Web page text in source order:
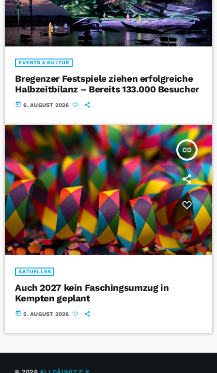
EVENTS & KULTUR
Bregenzer Festspiele ziehen erfolgreiche
Halbzeitbilanz – Bereits 133.000 Besucher
today 6. AUGUST 2026
insert_link
AKTUELLES
Auch 2027 kein Faschingsumzug in
Kempten geplant
today 5. AUGUST 2026